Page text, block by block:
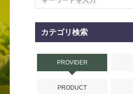
カテゴリ検索
PROVIDER
PRODUCT